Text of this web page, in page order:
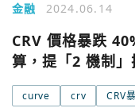
金融 2024.06.14
CRV 價格暴跌
算，提「2 機制」
curve crv CRV